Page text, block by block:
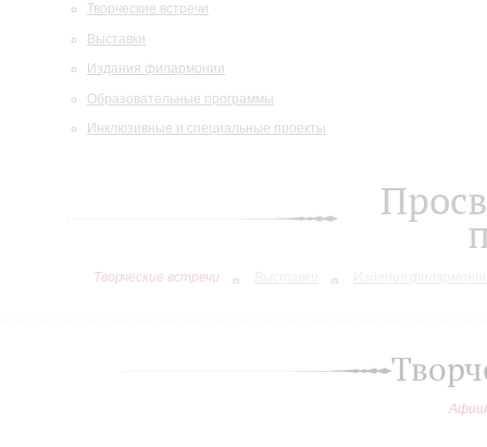
Творческие встречи
Выставки
Издания филармонии
Образовательные программы
Инклюзивные и специальные проекты
Творческие встречи